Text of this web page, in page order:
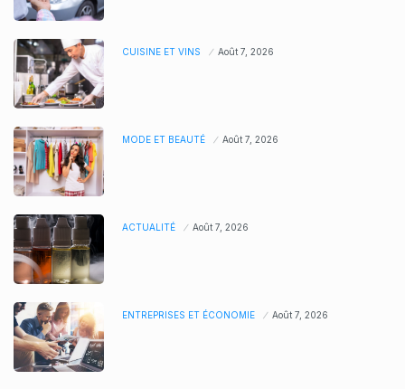
CUISINE ET VINS Août 7, 2026
MODE ET BEAUTÉ Août 7, 2026
ACTUALITÉ Août 7, 2026
ENTREPRISES ET ÉCONOMIE Août 7, 2026